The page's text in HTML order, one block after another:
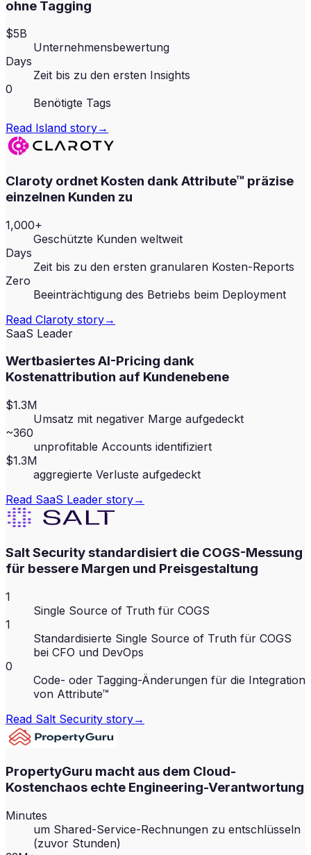
ohne Tagging
$5B
Unternehmensbewertung
Days
Zeit bis zu den ersten Insights
0
Benötigte Tags
Read Island story→
Claroty ordnet Kosten dank Attribute™ präzise
einzelnen Kunden zu
1,000+
Geschützte Kunden weltweit
Days
Zeit bis zu den ersten granularen Kosten-Reports
Zero
Beeinträchtigung des Betriebs beim Deployment
Read Claroty story→
SaaS Leader
Wertbasiertes AI-Pricing dank
Kostenattribution auf Kundenebene
$1.3M
Umsatz mit negativer Marge aufgedeckt
~360
unprofitable Accounts identifiziert
$1.3M
aggregierte Verluste aufgedeckt
Read SaaS Leader story→
Salt Security standardisiert die COGS-Messung
für bessere Margen und Preisgestaltung
1
Single Source of Truth für COGS
1
Standardisierte Single Source of Truth für COGS
bei CFO und DevOps
0
Code- oder Tagging-Änderungen für die Integration
von Attribute™
Read Salt Security story→
PropertyGuru macht aus dem Cloud-
Kostenchaos echte Engineering-Verantwortung
Minutes
um Shared-Service-Rechnungen zu entschlüsseln
(zuvor Stunden)